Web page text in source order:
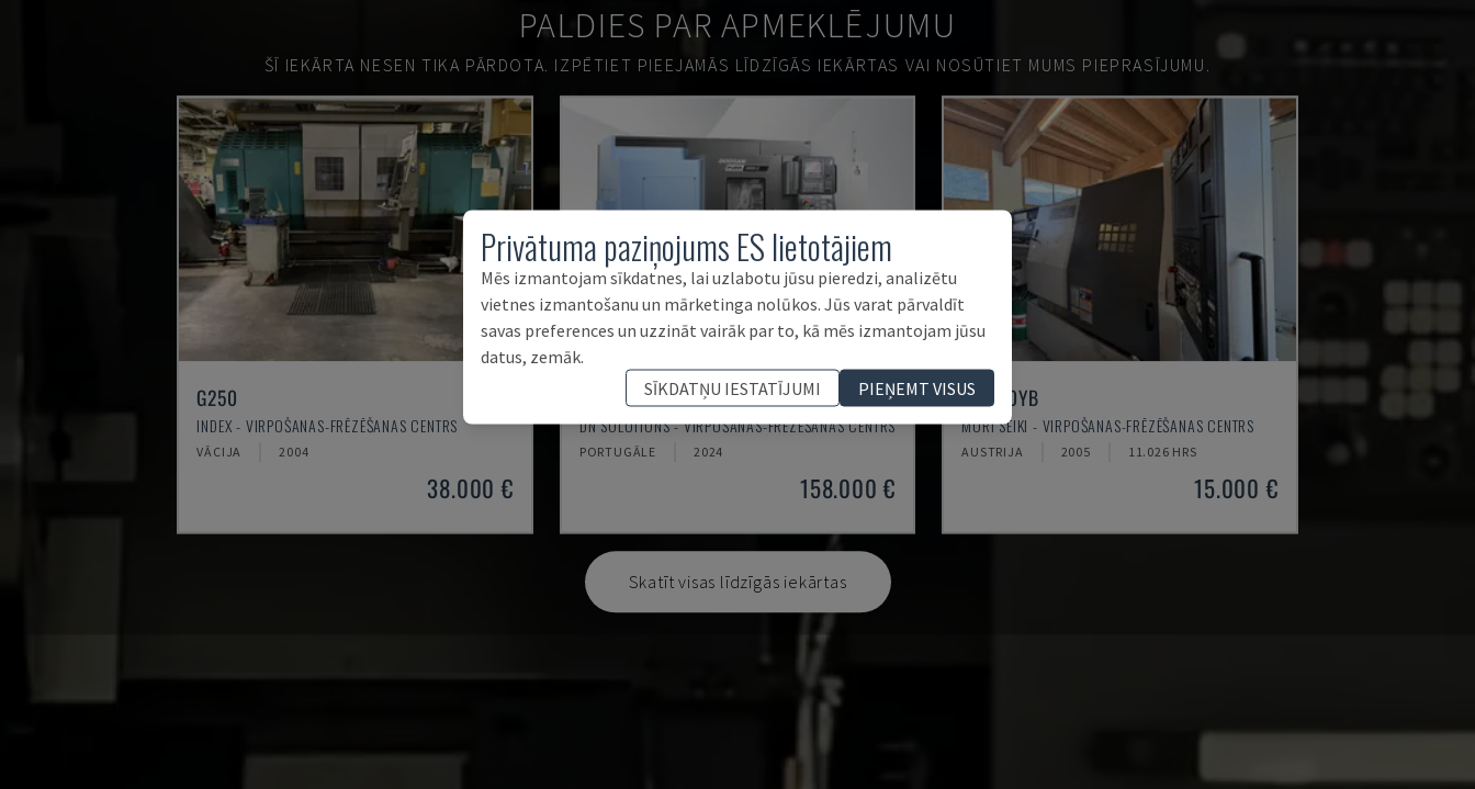
PALDIES PAR APMEKLĒJUMU
ŠĪ IEKĀRTA NESEN TIKA PĀRDOTA. IZPĒTIET PIEEJAMĀS LĪDZĪGĀS IEKĀRTAS VAI NOSŪTIET MUMS PIEPRASĪJUMU.
G250
INDEX - VIRPOŠANAS-FRĒZĒŠANAS CENTRS
VĀCIJA 2004
38.000 €
PUMA 2600Y II
DN SOLUTIONS - VIRPOŠANAS-FRĒZĒŠANAS CENTRS
PORTUGĀLE 2024
158.000 €
ZT1500YB
MORI SEIKI - VIRPOŠANAS-FRĒZĒŠANAS CENTRS
AUSTRIJA 2005 11.026 HRS
15.000 €
Skatīt visas līdzīgās iekārtas
Privātuma paziņojums ES lietotājiem
Mēs izmantojam sīkdatnes, lai uzlabotu jūsu pieredzi, analizētu
vietnes izmantošanu un mārketinga nolūkos. Jūs varat pārvaldīt
savas preferences un uzzināt vairāk par to, kā mēs izmantojam jūsu
datus, zemāk.
SĪKDATŅU IESTATĪJUMI
PIEŅEMT VISUS